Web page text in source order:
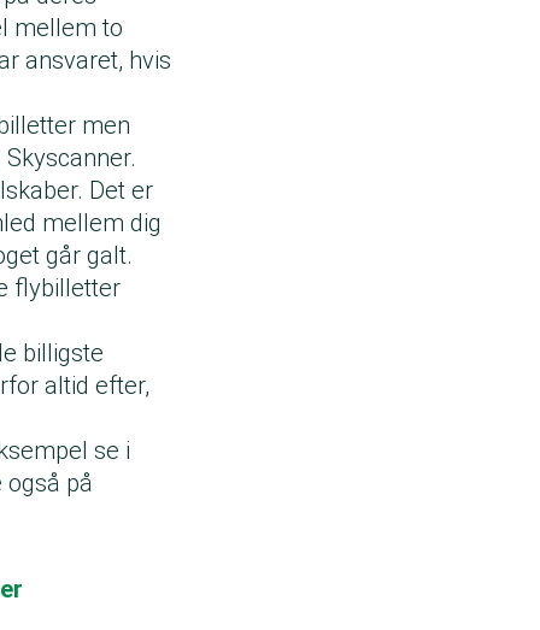
mellem to
ansvaret, hvis
men
Det er
mellem dig
går galt.
flybilletter
billigste
altid efter,
se i
på